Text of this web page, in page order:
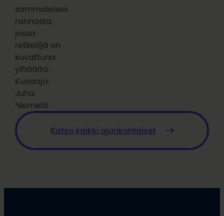
sammaleisesta
rannasta,
jossa
retkeilijä on
kuvattuna
ylhäältä.
Kuvaaja:
Juha
Niemelä.
Katso kaikki ajankohtaiset